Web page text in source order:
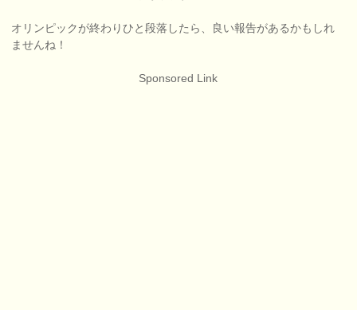
オリンピックが終わりひと段落したら、良い報告があるかもしれ
ませんね！
Sponsored Link